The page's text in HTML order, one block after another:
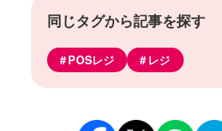
同じタグから記事を探す
POSレジ レジ